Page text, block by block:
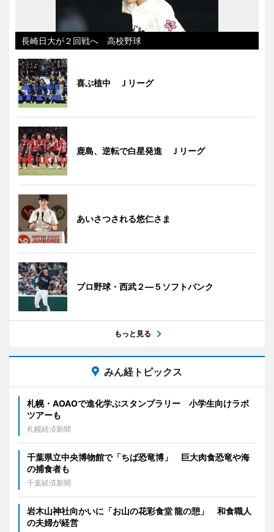
長崎日大が２回戦へ 高校野球
喜ぶ植中 Ｊリーグ
鹿島、逆転で白星発進 Ｊリーグ
あいさつされる悠仁さま
プロ野球・西武２―５ソフトバンク
もっと見る
みん経トピックス
札幌・AOAOで進化学ぶスタンプラリー 小学生向けラボ
ツアーも
札幌経済新聞
千葉県立中央博物館で「ちば恐竜博」 巨大肉食恐竜や海
の捕食者も
千葉経済新聞
岩木山神社向かいに「お山の花彩食堂 龍の憩」 和食職人
の夫婦が経営